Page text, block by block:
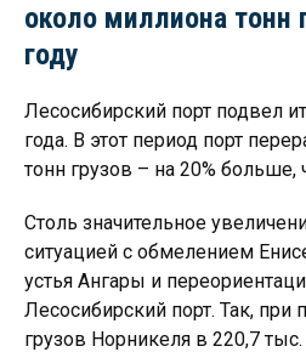
около миллиона тонн
году
Лесосибирский порт подвел
года. В этот период порт
тонн грузов – на 20% больше,
Столь значительное
ситуацией с обмелением
устья Ангары и
Лесосибирский порт. Так, при
грузов Норникеля в 220,7